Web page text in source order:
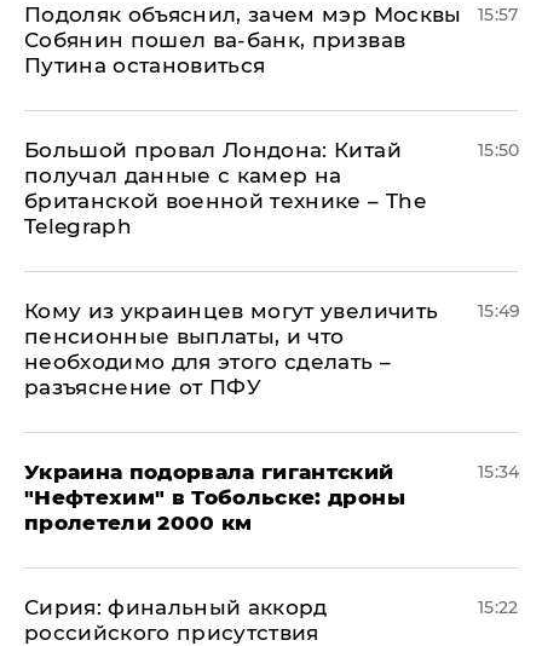
Подоляк объяснил, зачем мэр Москвы
Собянин пошел ва-банк, призвав
Путина остановиться
15:57
Большой провал Лондона: Китай
получал данные с камер на
британской военной технике – The
Telegraph
15:50
Кому из украинцев могут увеличить
пенсионные выплаты, и что
необходимо для этого сделать –
разъяснение от ПФУ
15:49
Украина подорвала гигантский
"Нефтехим" в Тобольске: дроны
пролетели 2000 км
15:34
​Сирия: финальный аккорд
российского присутствия
15:22